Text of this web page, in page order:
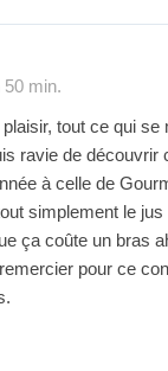
50 min.
tout ce qui se
ravie de découvrir
à celle de
simplement le
ça coûte un bras
pour ce